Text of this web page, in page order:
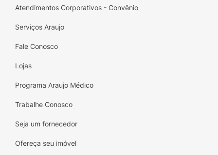
Atendimentos Corporativos - Convênio
Serviços Araujo
Fale Conosco
Lojas
Programa Araujo Médico
Trabalhe Conosco
Seja um fornecedor
Ofereça seu imóvel